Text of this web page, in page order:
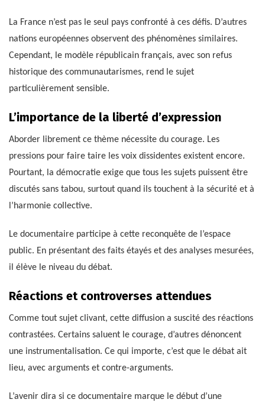
La France n’est pas le seul pays confronté à ces défis. D’autres
nations européennes observent des phénomènes similaires.
Cependant, le modèle républicain français, avec son refus
historique des communautarismes, rend le sujet
particulièrement sensible.
L’importance de la liberté d’expression
Aborder librement ce thème nécessite du courage. Les
pressions pour faire taire les voix dissidentes existent encore.
Pourtant, la démocratie exige que tous les sujets puissent être
discutés sans tabou, surtout quand ils touchent à la sécurité et à
l’harmonie collective.
Le documentaire participe à cette reconquête de l’espace
public. En présentant des faits étayés et des analyses mesurées,
il élève le niveau du débat.
Réactions et controverses attendues
Comme tout sujet clivant, cette diffusion a suscité des réactions
contrastées. Certains saluent le courage, d’autres dénoncent
une instrumentalisation. Ce qui importe, c’est que le débat ait
lieu, avec arguments et contre-arguments.
L’avenir dira si ce documentaire marque le début d’une